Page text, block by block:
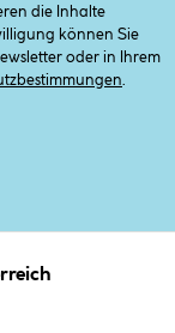
die Inhalte
können Sie
oder in Ihrem